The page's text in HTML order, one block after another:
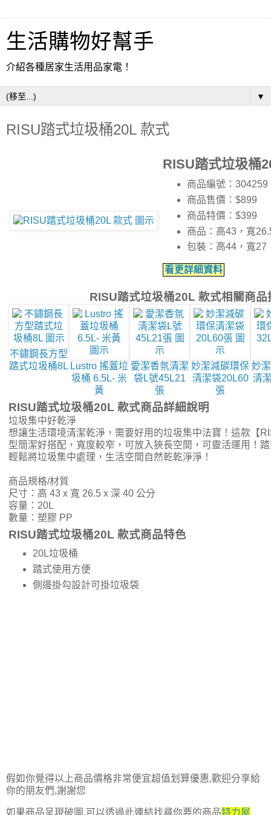
生活購物好幫手
介紹各種居家生活用品家電！
▼
RISU踏式垃圾桶20L 款式
RISU踏式垃圾桶
商品編號：304259
商品售價：$899
商品特價： $399
商品：高43，寬
包裝：高44，寬27
看更詳細資料
RISU踏式垃圾桶20L 款式相關商品
不鏽鋼長方型
踏式垃圾桶8L Lustro 搖蓋垃
圾桶 6.5L- 米
黃
愛潔香氛清潔
袋L號45L21
張
妙潔減碳環保
清潔袋20L60
張
妙
清
RISU踏式垃圾桶20L 款式商品詳細說明
垃圾集中好乾淨
想讓生活環境清潔乾淨，需要好用的垃圾集中法寶！這款【
型簡潔好搭配，寬度較窄，可放入狹長空間，可靈活運用！
輕鬆將垃圾集中處理，生活空間自然乾乾淨淨！
商品規格/材質
尺寸：高 43 x 寬 26.5 x 深 40 公分
容量：20L
數量：塑膠 PP
RISU踏式垃圾桶20L 款式商品特色
20L垃圾桶
踏式使用方便
側邊掛勾設計可掛垃圾袋
假如你覺得以上商品價格非常便宜超值划算優惠,歡迎分享給
你的朋友們,謝謝您
如果商品呈現破圖,可以透過此連結找尋你要的商品特力屋